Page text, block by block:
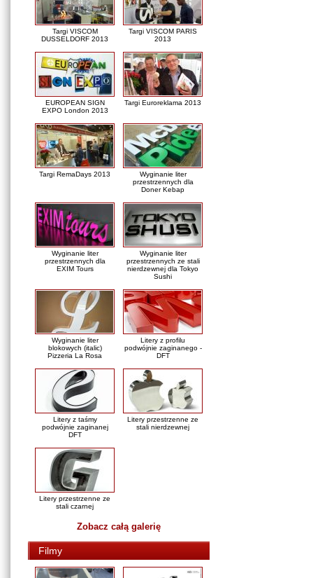
Targi VISCOM
DUSSELDORF 2013
Targi VISCOM PARIS
2013
EUROPEAN SIGN
EXPO London 2013
Targi Euroreklama 2013
Targi RemaDays 2013
Wyginanie liter
przestrzennych dla
Doner Kebap
Wyginanie liter
przestrzennych dla
EXIM Tours
Wyginanie liter
przestrzennych ze stali
nierdzewnej dla Tokyo
Sushi
Wyginanie liter
blokowych (italic)
Pizzeria La Rosa
Litery z profilu
podwójnie zaginanego -
DFT
Litery z taśmy
podwójnie zaginanej
DFT
Litery przestrzenne ze
stali nierdzewnej
Litery przestrzenne ze
stali czarnej
Zobacz całą galerię
Filmy